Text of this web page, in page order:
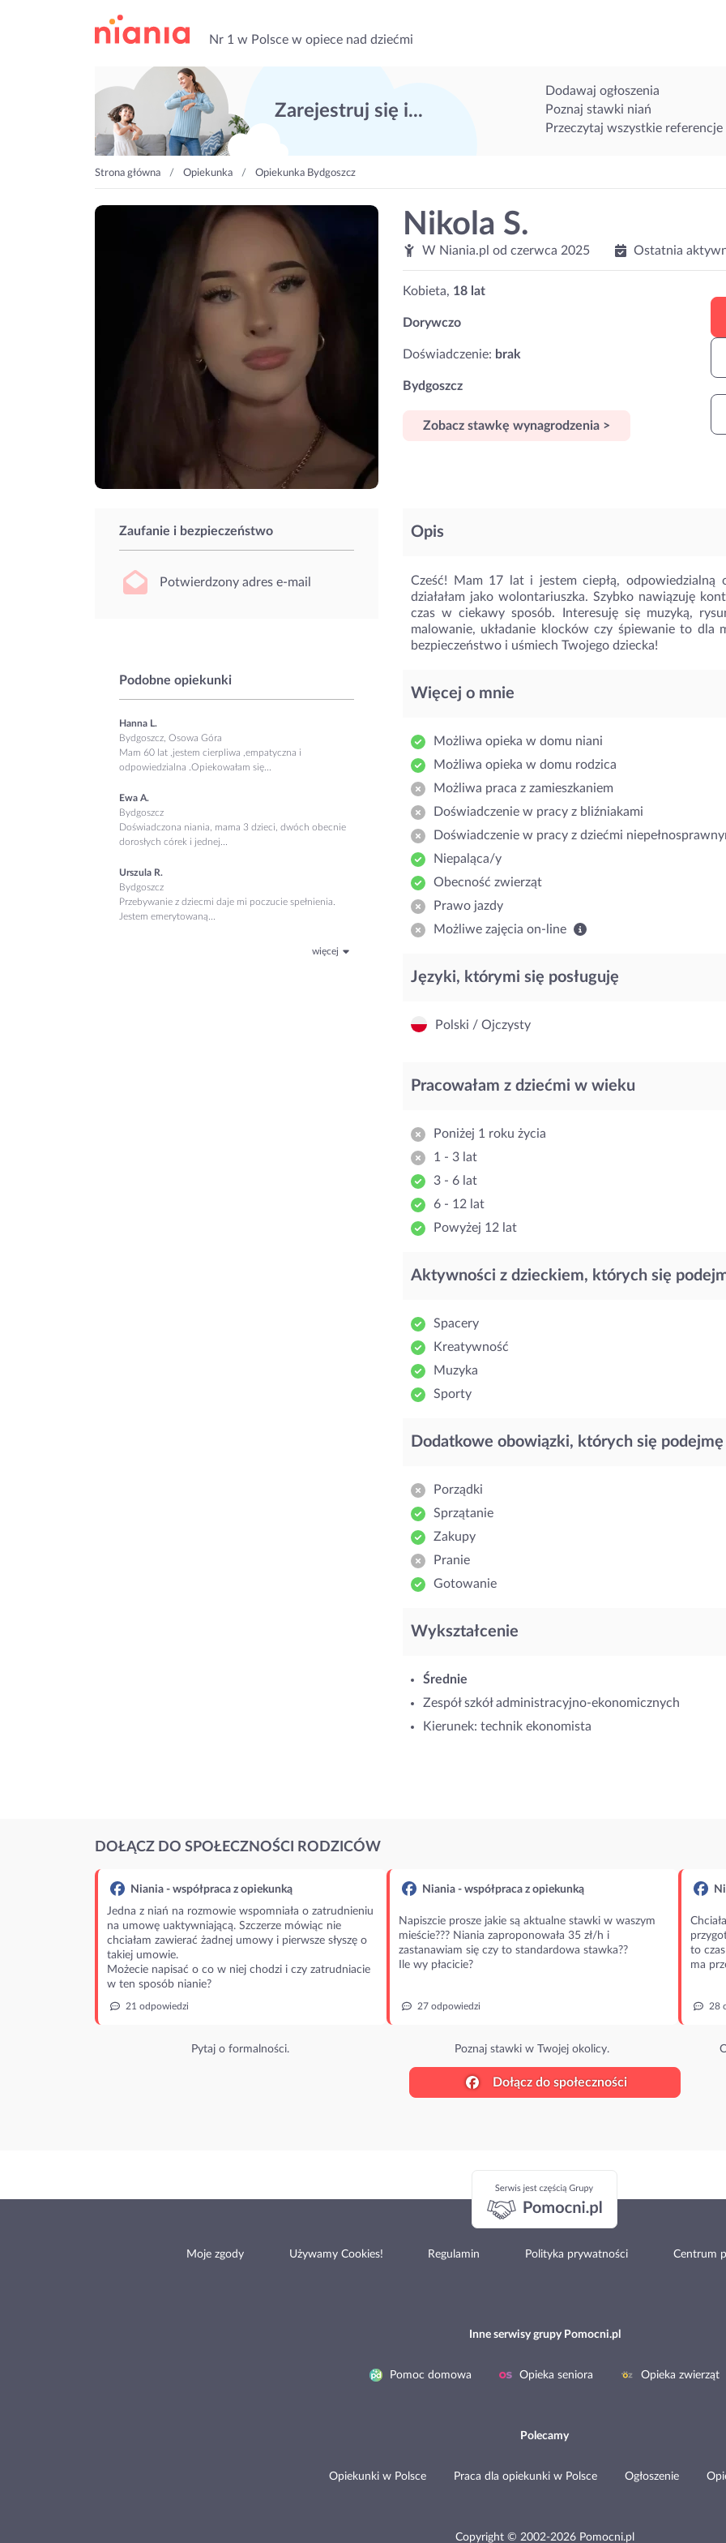
Nr 1 w Polsce w opiece nad dziećmi
Zarejestruj się i...
Dodawaj ogłoszenia
Poznaj stawki niań
Przeczytaj wszystkie referencje
Strona główna Opiekunka Opiekunka Bydgoszcz
Nikola S.
W Niania.pl od czerwca 2025 Ostatnia
Kobieta, 18 lat
Dorywczo
Doświadczenie: brak
Bydgoszcz
Zobacz stawkę wynagrodzenia >
Zaufanie i bezpieczeństwo
Potwierdzony adres e-mail
Podobne opiekunki
Hanna L.
Bydgoszcz, Osowa Góra
Mam 60 lat ,jestem cierpliwa ,empatyczna i
odpowiedzialna .Opiekowałam się...
Ewa A.
Bydgoszcz
Doświadczona niania, mama 3 dzieci, dwóch obecnie
dorosłych córek i jednej...
Urszula R.
Bydgoszcz
Przebywanie z dziecmi daje mi poczucie spełnienia.
Jestem emerytowaną...
więcej
Opis
Cześć! Mam 17 lat i jestem ciepłą, odpowiedzialną
działałam jako wolontariuszka. Szybko nawiązuję
czas w ciekawy sposób. Interesuję się muzyką,
malowanie, układanie klocków czy śpiewanie to dla
bezpieczeństwo i uśmiech Twojego dziecka!
Więcej o mnie
Możliwa opieka w domu niani
Możliwa opieka w domu rodzica
Możliwa praca z zamieszkaniem
Doświadczenie w pracy z bliźniakami
Doświadczenie w pracy z dziećmi
Niepaląca/y
Obecność zwierząt
Prawo jazdy
Możliwe zajęcia on-line
Języki, którymi się posługuję
Polski / Ojczysty
Pracowałam z dziećmi w wieku
Poniżej 1 roku życia
1 - 3 lat
3 - 6 lat
6 - 12 lat
Powyżej 12 lat
Aktywności z dzieckiem, których się
Spacery
Kreatywność
Muzyka
Sporty
Dodatkowe obowiązki, których się podejmę
Porządki
Sprzątanie
Zakupy
Pranie
Gotowanie
Wykształcenie
Średnie
Zespół szkół administracyjno-ekonomicznych
Kierunek: technik ekonomista
DOŁĄCZ DO SPOŁECZNOŚCI RODZICÓW
Niania - współpraca z opiekunką
Jedna z niań na rozmowie wspomniała o zatrudnieniu
na umowę uaktywniającą. Szczerze mówiąc nie
chciałam zawierać żadnej umowy i pierwsze słyszę o
takiej umowie.
Możecie napisać o co w niej chodzi i czy zatrudniacie
w ten sposób nianie?
21 odpowiedzi
Pytaj o formalności.
Niania - współpraca z opiekunką
Napiszcie prosze jakie są aktualne stawki w waszym
mieście??? Niania zaproponowała 35 zł/h i
zastanawiam się czy to standardowa stawka??
Ile wy płacicie?
27 odpowiedzi
Poznaj stawki w Twojej okolicy.
to
ma
28
Dołącz do społeczności
Moje zgody Używamy Cookies! Regulamin Polityka prywatności Centrum
Inne serwisy grupy Pomocni.pl
Pomoc domowa Opieka seniora Opieka zwierząt
Polecamy
Opiekunki w Polsce Praca dla opiekunki w Polsce Ogłoszenie
Copyright © 2002-2026 Pomocni.pl